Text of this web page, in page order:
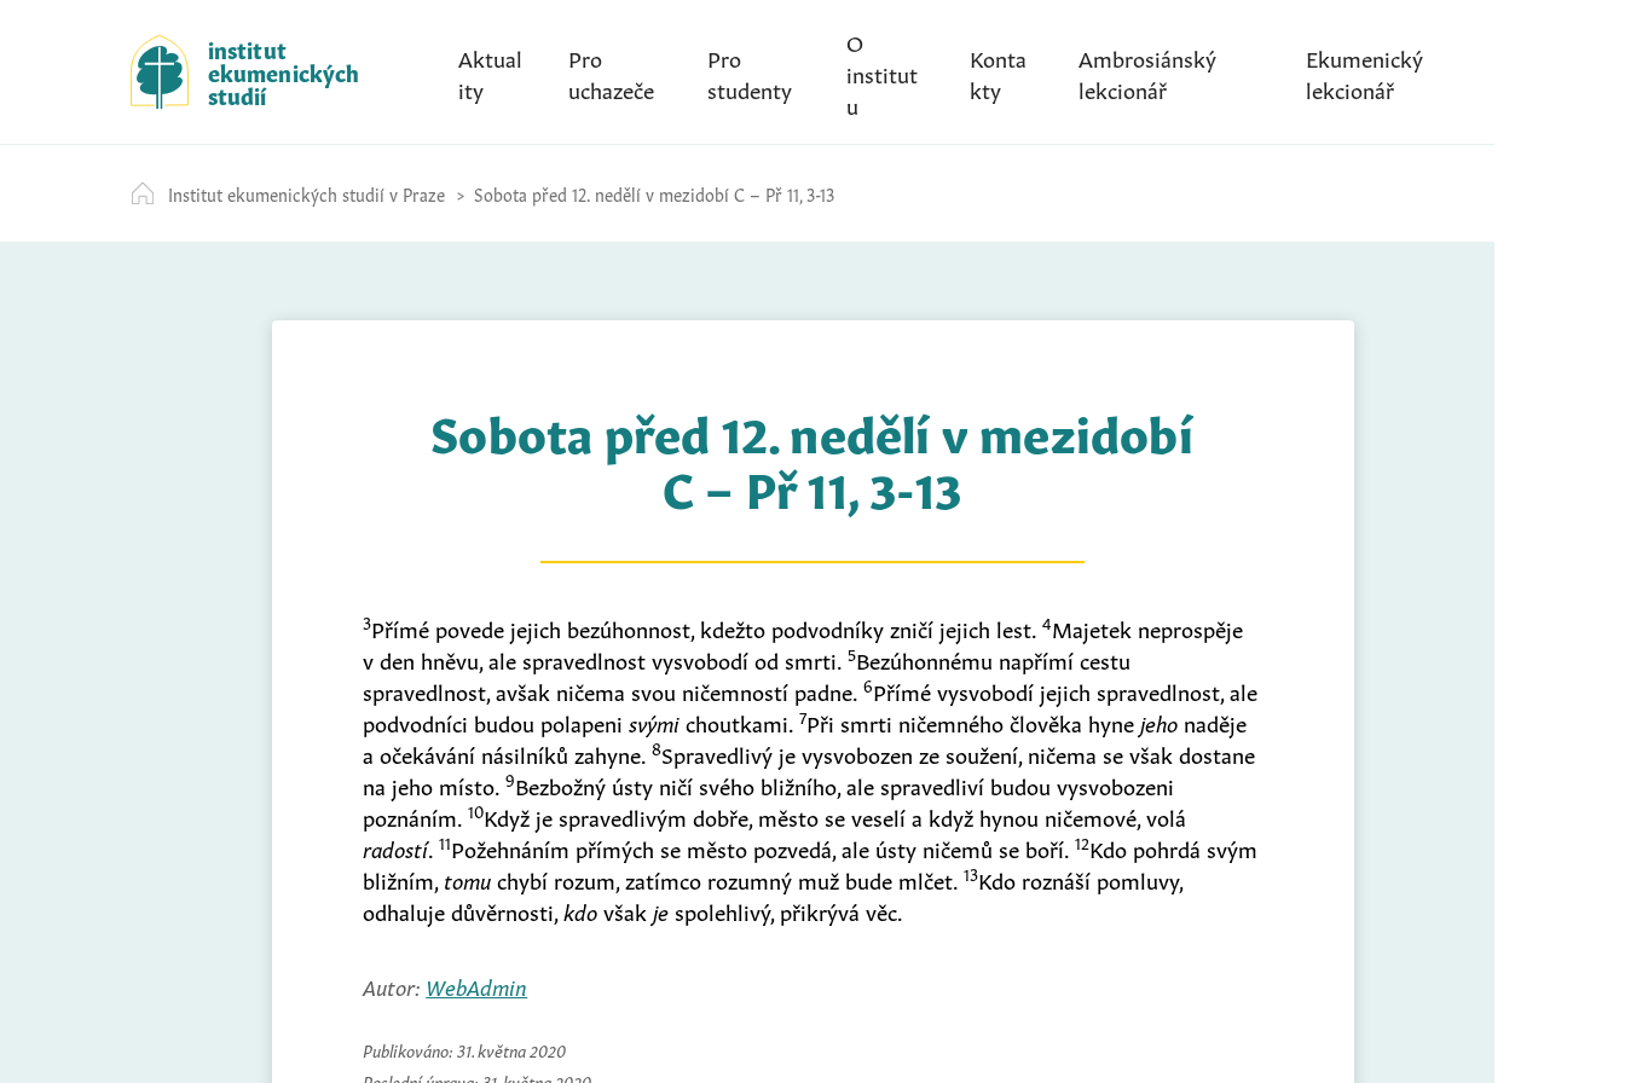
k
i
p
t
c
o
institut
ekumenických
studií
Aktual
ity
Pro
uchazeče
Pro
studenty
O
institut
u
Konta
kty
Ambrosiánský
lekcionář
Ekumenický
lekcionář
Institut ekumenických studií v Praze Sobota před 12. nedělí v mezidobí C – Př 11, 3-13
Sobota před 12. nedělí v mezidobí
C – Př 11, 3-13
3Přímé povede jejich bezúhonnost, kdežto podvodníky zničí jejich lest.4Majetek neprospěje
v den hněvu, ale spravedlnost vysvobodí od smrti.5Bezúhonnému napřímí cestu
spravedlnost, avšak ničema svou ničemností padne.6Přímé vysvobodí jejich spravedlnost, ale
podvodníci budou polapeni svýmichoutkami.7Při smrti ničemného člověka hyne jeho naděje
a očekávání násilníků zahyne.8Spravedlivý je vysvobozen ze soužení, ničema se však dostane
na jeho místo.9Bezbožný ústy ničí svého bližního, ale spravedliví budou vysvobozeni
poznáním.10Když je spravedlivým dobře, město se veselí a když hynou ničemové, volá
radostí.11Požehnáním přímých se město pozvedá, ale ústy ničemů se boří.12Kdo pohrdá svým
bližním, tomuchybí rozum, zatímco rozumný muž bude mlčet.13Kdo roznáší pomluvy,
odhaluje důvěrnosti, kdovšak je spolehlivý, přikrývá věc.
Autor: WebAdmin
Publikováno: 31. května 2020